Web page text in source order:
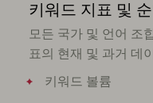
키워드 지표 및 순
모든 국가 및 언어 조
표의 현재 및 과거 데
키워드 볼륨